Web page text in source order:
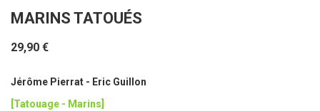
MARINS TATOUÉS
29,90 €
Jérôme Pierrat - Eric Guillon
[Tatouage - Marins]